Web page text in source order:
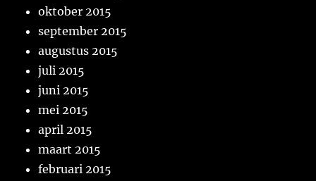
oktober 2015
september 2015
augustus 2015
juli 2015
juni 2015
mei 2015
april 2015
maart 2015
februari 2015